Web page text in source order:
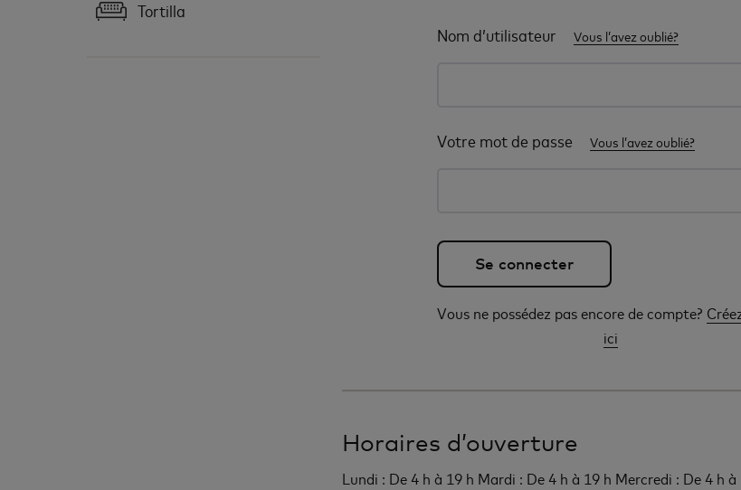
Tortilla
Nom d’utilisateur Vous l’avez oublié?
Votre mot de passe Vous l’avez oublié?
Vous ne possédez pas encore de compte?
ici
Horaires d’ouverture
Lundi : De 4 h à 19 h Mardi : De 4 h à 19 h Mercredi : De 4 h